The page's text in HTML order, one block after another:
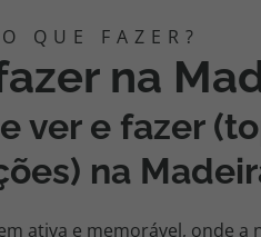
na
ver e fazer
na
ativa e memorável, onde a